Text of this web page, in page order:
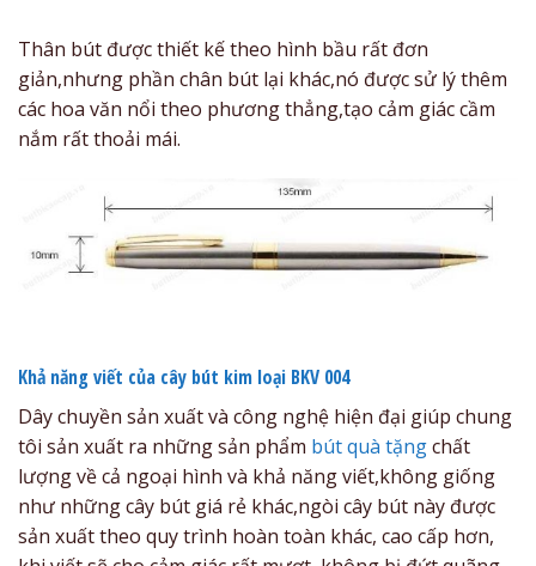
Thân bút được thiết kế theo hình bầu rất đơn
giản,nhưng phần chân bút lại khác,nó được sử lý thêm
các hoa văn nổi theo phương thẳng,tạo cảm giác cầm
nắm rất thoải mái.
Khả năng viết của cây bút kim loại BKV 004
Dây chuyền sản xuất và công nghệ hiện đại giúp chung
tôi sản xuất ra những sản phẩm bút quà tặngchất
lượng về cả ngoại hình và khả năng viết,không giống
như những cây bút giá rẻ khác,ngòi cây bút này được
sản xuất theo quy trình hoàn toàn khác, cao cấp hơn,